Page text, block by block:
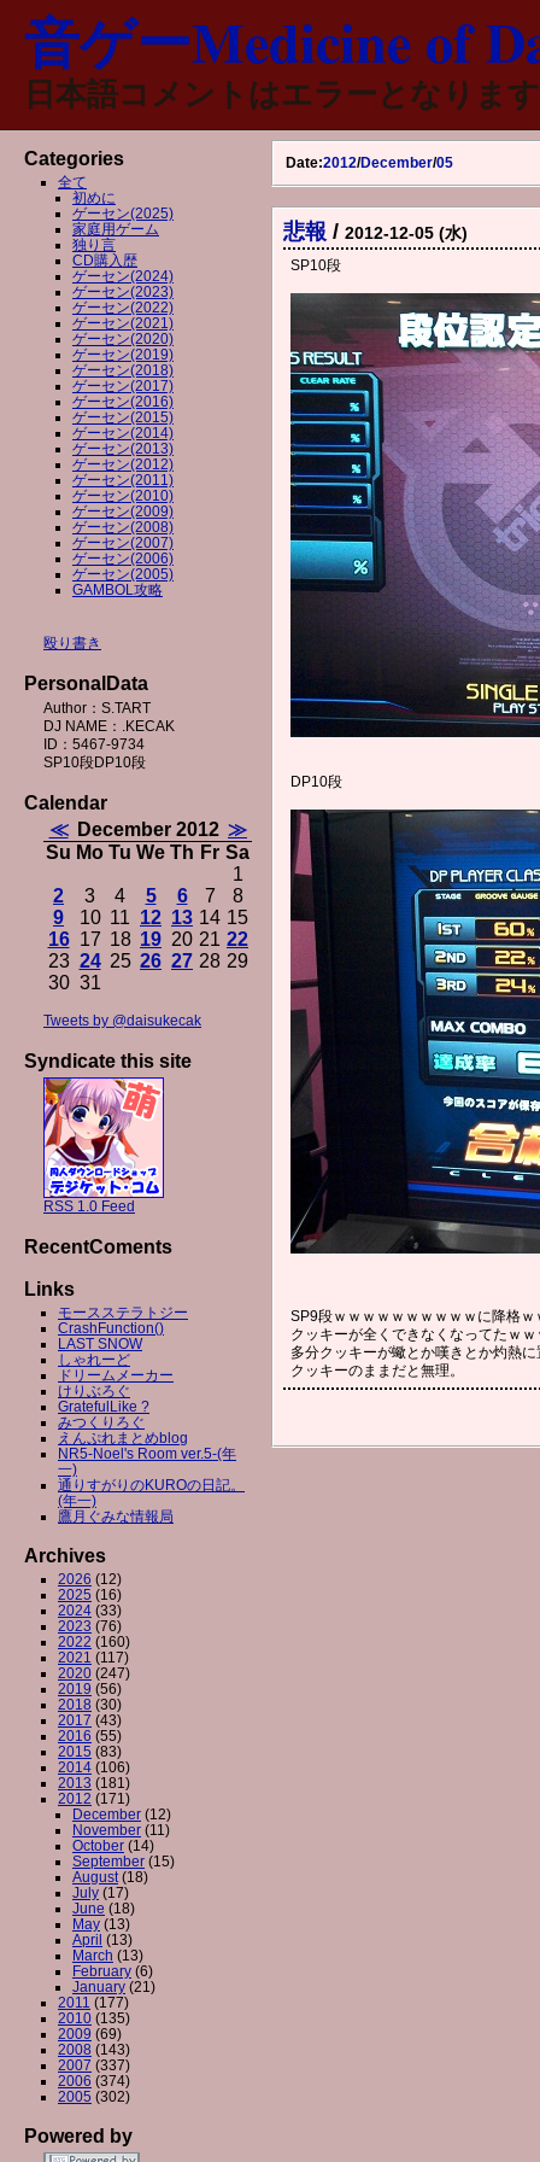
音ゲーMedicine of
日本語コメントはエラーとなりま
Date:2012/December/05
悲報 / 2012-12-05 (水)
SP10段
DP10段
SP9段ｗｗｗｗｗｗｗｗｗｗに降格
クッキーが全くできなくなってたｗ
多分クッキーが蠍とか嘆きとか灼熱
クッキーのままだと無理。
Categories
全て
初めに
ゲーセン(2025)
家庭用ゲーム
独り言
CD購入歴
ゲーセン(2024)
ゲーセン(2023)
ゲーセン(2022)
ゲーセン(2021)
ゲーセン(2020)
ゲーセン(2019)
ゲーセン(2018)
ゲーセン(2017)
ゲーセン(2016)
ゲーセン(2015)
ゲーセン(2014)
ゲーセン(2013)
ゲーセン(2012)
ゲーセン(2011)
ゲーセン(2010)
ゲーセン(2009)
ゲーセン(2008)
ゲーセン(2007)
ゲーセン(2006)
ゲーセン(2005)
GAMBOL攻略
殴り書き
PersonalData
Author：S.TART
DJ NAME：.KECAK
ID：5467-9734
SP10段DP10段
Calendar
≪
December 2012 ≫
Su Mo Tu We Th Fr Sa
1
2
3 4 5 6 7
8
9
10 11 12 13 14 15
16 17 18 19 20 21 22
23 24 25 26 27 28 29
30 31
Tweets by @daisukecak
Syndicate this site
RSS 1.0 Feed
RecentComents
Links
モースステラトジー
CrashFunction()
LAST SNOW
しゃれーど
ドリームメーカー
けりぶろぐ
GratefulLike ?
みつくりろぐ
えんぷれまとめblog
NR5-Noel's Room ver.5-(年
一)
通りすがりのKUROの日記。
(年一)
鷹月ぐみな情報局
Archives
2026 (12)
2025 (16)
2024 (33)
2023 (76)
2022 (160)
2021 (117)
2020 (247)
2019 (56)
2018 (30)
2017 (43)
2016 (55)
2015 (83)
2014 (106)
2013 (181)
2012 (171)
December (12)
November (11)
October (14)
September (15)
August(18)
July (17)
June (18)
May (13)
April (13)
March (13)
February (6)
January (21)
2011 (177)
2010 (135)
2009 (69)
2008 (143)
2007 (337)
2006 (374)
2005 (302)
Powered by